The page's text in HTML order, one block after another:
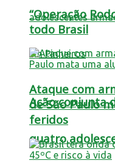
Ação conjunta
quatro
“Operação
todo Brasil
Ataque com
de São Paulo
feridos